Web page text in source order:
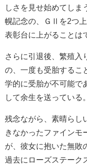
しさを見せ始めてしま
幌記念の、ＧⅡを2つ
表彰台に上がることは
さらに引退後、繁殖入
の、一度も受胎するこ
学的に受胎が不可能で
して余生を送っている。
残念ながら、素晴らし
きなかったファインモ
が、彼女に抱いた無敗
過去にローズステーク